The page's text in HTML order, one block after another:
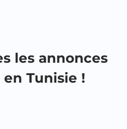
les annonces
Tunisie !